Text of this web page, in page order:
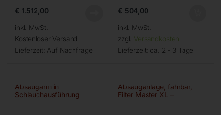
€ 1.512,00
inkl. MwSt.
Kostenloser Versand
Lieferzeit: Auf Nachfrage
€ 504,00
inkl. MwSt.
zzgl. Versandkosten
Lieferzeit: ca. 2 - 3 Tage
Absaugarm in
Schlauchausführung
Absauganlage, fahrbar,
Filter Master XL –